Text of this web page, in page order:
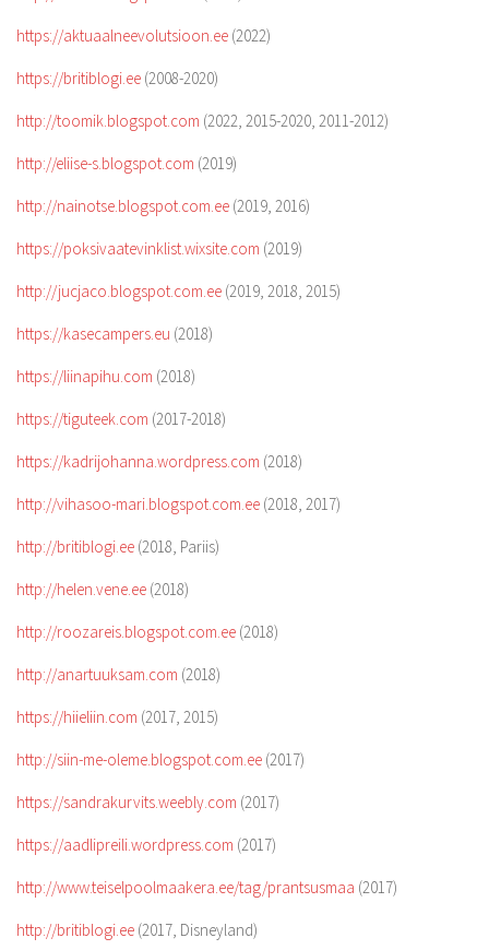
https://aktuaalneevolutsioon.ee (2022)
https://britiblogi.ee (2008-2020)
http://toomik.blogspot.com (2022, 2015-2020, 2011-2012)
http://eliise-s.blogspot.com (2019)
http://nainotse.blogspot.com.ee (2019, 2016)
https://poksivaatevinklist.wixsite.com (2019)
http://jucjaco.blogspot.com.ee (2019, 2018, 2015)
https://kasecampers.eu (2018)
https://liinapihu.com (2018)
https://tiguteek.com (2017-2018)
https://kadrijohanna.wordpress.com (2018)
http://vihasoo-mari.blogspot.com.ee (2018, 2017)
http://britiblogi.ee (2018, Pariis)
http://helen.vene.ee (2018)
http://roozareis.blogspot.com.ee (2018)
http://anartuuksam.com (2018)
https://hiieliin.com (2017, 2015)
http://siin-me-oleme.blogspot.com.ee (2017)
https://sandrakurvits.weebly.com (2017)
https://aadlipreili.wordpress.com (2017)
http://www.teiselpoolmaakera.ee/tag/prantsusmaa (2017)
http://britiblogi.ee (2017, Disneyland)